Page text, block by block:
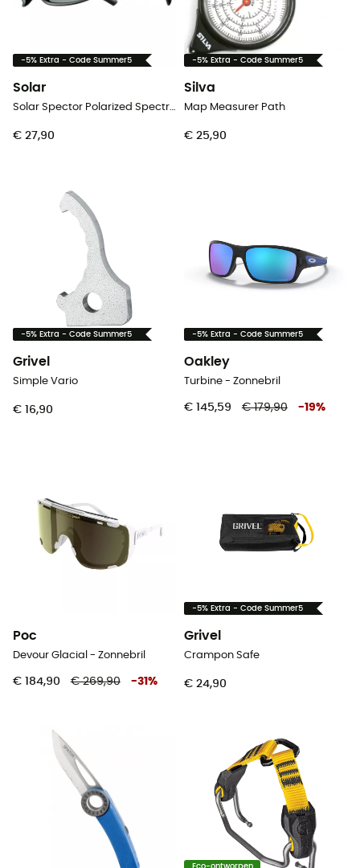
-5% Extra - Code Summer5
Solar
Solar Spector Polarized Spectron 3 - Zonnebril
€ 27,90
-5% Extra - Code Summer5
Silva
Map Measurer Path
€ 25,90
-5% Extra - Code Summer5
Grivel
Simple Vario
€ 16,90
-5% Extra - Code Summer5
Oakley
Turbine - Zonnebril
€ 145,59 € 179,90 -19%
Poc
Devour Glacial - Zonnebril
€ 184,90 € 269,90 -31 %
-5% Extra - Code Summer5
Grivel
Crampon Safe
€ 24,90
Eco-ontworpen